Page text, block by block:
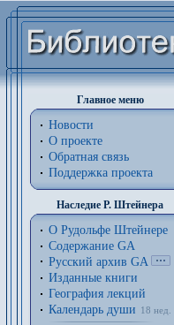
Главное меню
Новости
О проекте
Обратная связь
Поддержка проекта
Наследие Р. Штейнера
О Рудольфе Штейнере
Содержание GA
Русский архив GA
Изданные книги
География лекций
Календарь души
18 нед.